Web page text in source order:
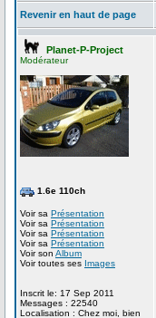
Revenir en haut de page
Planet-P-Project
Modérateur
1.6e 110ch
Voir sa Présentation
Voir sa Présentation
Voir sa Présentation
Voir sa Présentation
Voir son Album
Voir toutes ses Images
Inscrit le: 17 Sep 2011
Messages : 22540
Localisation : Chez moi, bien